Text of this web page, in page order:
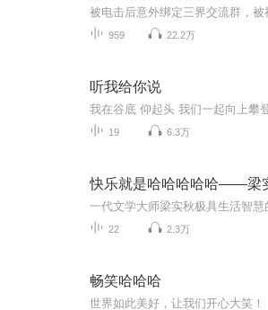
959 22.2万
听我给你说
19 6.3万
快乐就是哈哈哈哈哈——梁
22 2.3万
畅笑哈哈哈
世界如此美好，让我们开心大笑！